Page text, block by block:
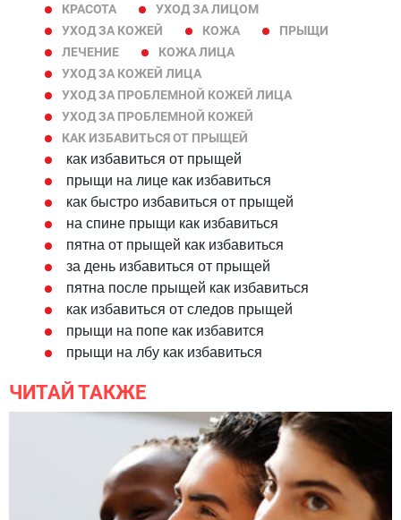
КРАСОТА
УХОД ЗА ЛИЦОМ
УХОД ЗА КОЖЕЙ
КОЖА
ПРЫЩИ
ЛЕЧЕНИЕ
КОЖА ЛИЦА
УХОД ЗА КОЖЕЙ ЛИЦА
УХОД ЗА ПРОБЛЕМНОЙ КОЖЕЙ ЛИЦА
УХОД ЗА ПРОБЛЕМНОЙ КОЖЕЙ
КАК ИЗБАВИТЬСЯ ОТ ПРЫЩЕЙ
как избавиться от прыщей
прыщи на лице как избавиться
как быстро избавиться от прыщей
на спине прыщи как избавиться
пятна от прыщей как избавиться
за день избавиться от прыщей
пятна после прыщей как избавиться
как избавиться от следов прыщей
прыщи на попе как избавится
прыщи на лбу как избавиться
ЧИТАЙ ТАКЖЕ